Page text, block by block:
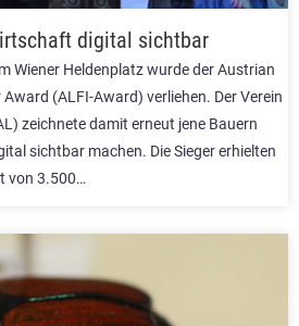
digital sichtbar
Wiener Heldenplatz wurde der Austrian
(ALFI-Award) verliehen. Der Verein
zeichnete damit erneut jene Bauern
sichtbar machen. Die Sieger erhielten
von 3.500…